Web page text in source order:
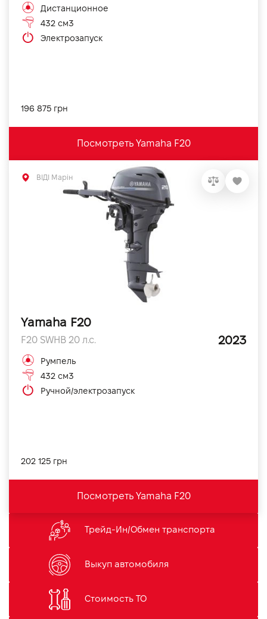
Дистанционное
432 см3
Электрозапуск
196 875 грн
Посмотреть Yamaha F20
Yamaha F20
F20 SWHB 20 л.с. 2023
Румпель
432 см3
Ручной/электрозапуск
202 125 грн
ВІДІ Марін
Посмотреть Yamaha F20
Трейд-Ин/Обмен транспорта
Выкуп автомобиля
Стоимость ТО